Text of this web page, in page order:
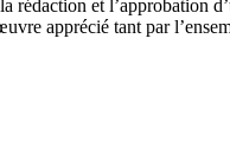
rédaction et l’approbation
apprécié tant par